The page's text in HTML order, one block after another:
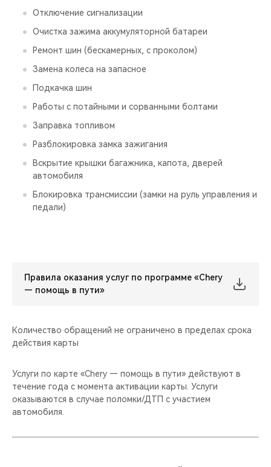
Отключение сигнализации
Очистка зажима аккумуляторной батареи
Ремонт шин (бескамерных, с проколом)
Замена колеса на запасное
Подкачка шин
Работы с потайными и сорванными болтами
Заправка топливом
Разблокировка замка зажигания
Вскрытие крышки багажника, капота, дверей
автомобиля
Блокировка трансмиссии (замки на руль управления и
педали)
Правила оказания услуг по программе «Chery
— помощь в пути»
Количество обращений не ограничено в пределах срока
действия карты
Услуги по карте «Chery — помощь в пути» действуют в
течение года с момента активации карты. Услуги
оказываются в случае поломки/ДТП с участием
автомобиля.